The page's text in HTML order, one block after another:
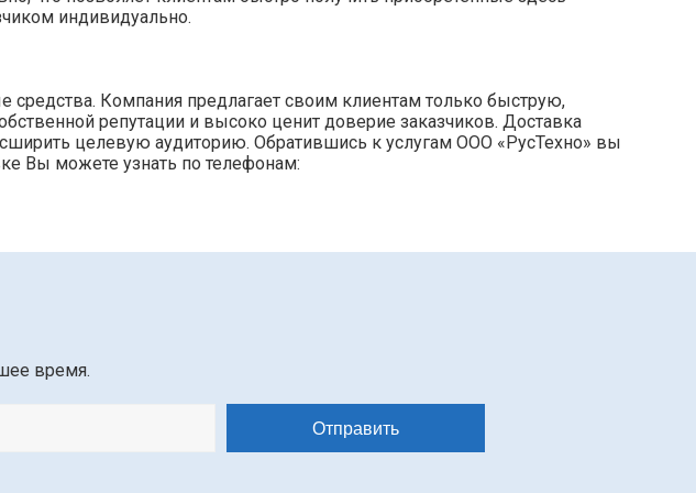
индивидуально.
Компания предлагает своим клиентам только быструю,
репутации и высоко ценит доверие заказчиков. Доставка
целевую аудиторию. Обратившись к услугам ООО «РусТехно» вы
Вы можете узнать по телефонам:
время.